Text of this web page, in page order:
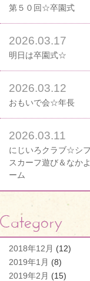
第５０回☆卒園式
2026.03.17
明日は卒園式☆
2026.03.12
おもいで会☆年長
2026.03.11
にじいろクラブ☆シ
スカーフ遊び＆なか
ーム
2018年12月 (12)
2019年1月 (8)
2019年2月 (15)